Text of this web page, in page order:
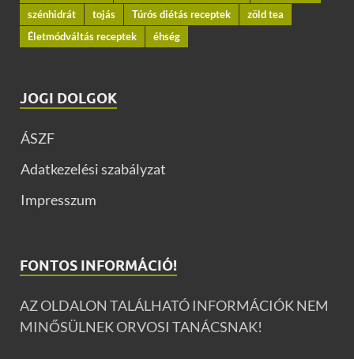
szénhidrát
tojás Túrós diétás receptek
zöld tea
Életmódváltás receptek
éhség
JOGI DOLGOK
ÁSZF
Adatkezelési szabályzat
Impresszum
FONTOS INFORMÁCIÓ!
AZ OLDALON TALÁLHATÓ INFORMÁCIÓK NEM
MINŐSÜLNEK ORVOSI TANÁCSNAK!